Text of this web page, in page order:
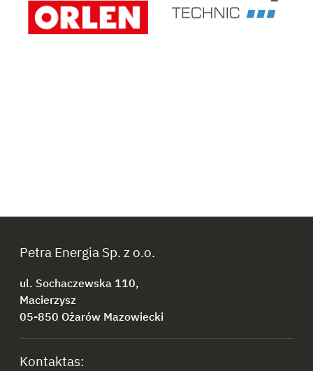
Petra Energia Sp. z o.o.
ul. Sochaczewska 110,
Macierzysz
05-850 Ożarów Mazowiecki
Kontaktas: